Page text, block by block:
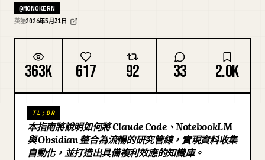
提示詞
下載
部落格
@MONOKERN
英語2026年5月31日
363K 617 92 33 2.0K
TL;DR
本指南將說明如何將 Claude Code、NotebookLM
與 Obsidian 整合為流暢的研究管線，實現資料收集
自動化，並打造出具備複利效應的知識庫。